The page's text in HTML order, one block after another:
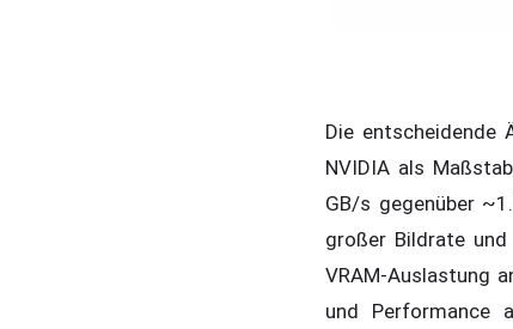
Die entscheidende
NVIDIA als
GB/s gegenüber
großer Bildrate
VRAM-Auslastung
und Performance